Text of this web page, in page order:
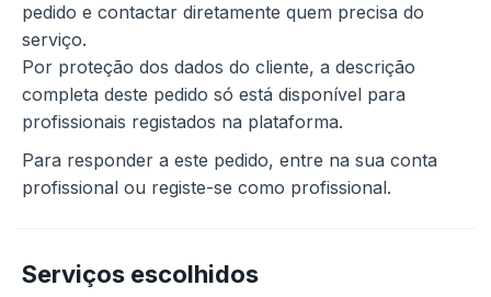
pedido e contactar diretamente quem precisa do
serviço.
Por proteção dos dados do cliente, a descrição
completa deste pedido só está disponível para
profissionais registados na plataforma.
Para responder a este pedido, entre na sua conta
profissional ou registe-se como profissional.
Serviços escolhidos